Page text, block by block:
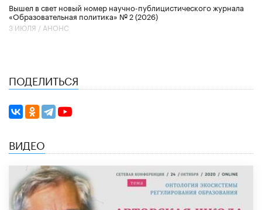
Вышел в свет новый номер научно-публицистического журнала
«Образовательная политика» № 2 (2026)
3 ИЮЛЯ / АНОНС
ПОДЕЛИТЬСЯ
ВИДЕО